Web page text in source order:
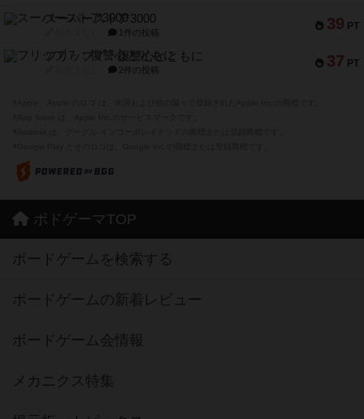
39 PT
スーパーストア3000
1件の投稿
37 PT
フリップ７：復讐心とともに
2件の投稿
ボドゲーマTOP
ボードゲームを検索する
ボードゲームの新着レビュー
ボードゲーム会情報
メカニクス特集